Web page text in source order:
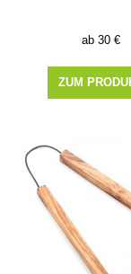
30 €
ZUM